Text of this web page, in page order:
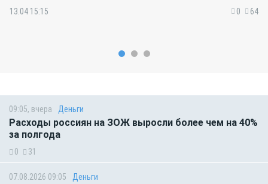
13.04 15:15 0 64
09:05, вчера Деньги
Расходы россиян на ЗОЖ выросли более чем на 40%
за полгода
0 31
07.08.2026 09:05 Деньги